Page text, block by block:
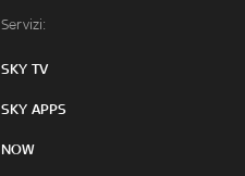
Servizi:
SKY TV
SKY APPS
NOW